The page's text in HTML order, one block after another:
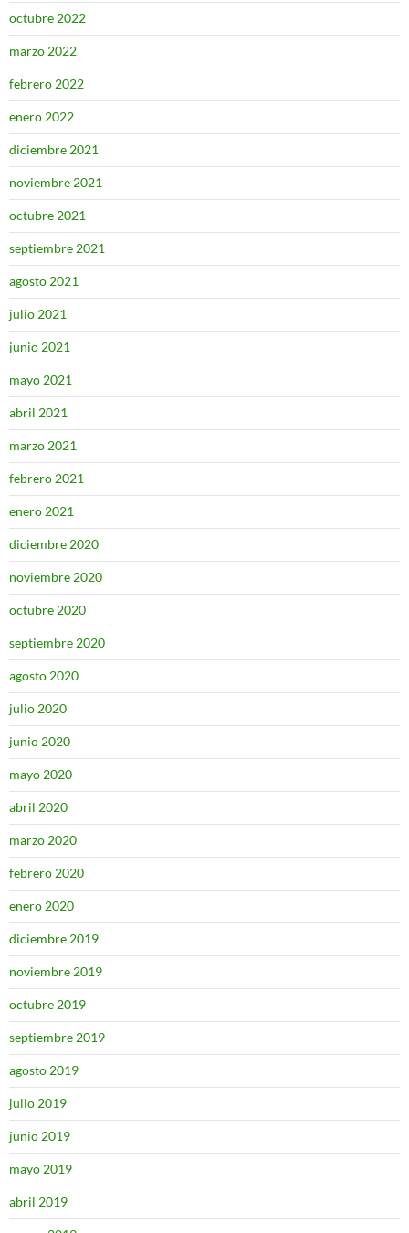
octubre 2022
marzo 2022
febrero 2022
enero 2022
diciembre 2021
noviembre 2021
octubre 2021
septiembre 2021
agosto 2021
julio 2021
junio 2021
mayo 2021
abril 2021
marzo 2021
febrero 2021
enero 2021
diciembre 2020
noviembre 2020
octubre 2020
septiembre 2020
agosto 2020
julio 2020
junio 2020
mayo 2020
abril 2020
marzo 2020
febrero 2020
enero 2020
diciembre 2019
noviembre 2019
octubre 2019
septiembre 2019
agosto 2019
julio 2019
junio 2019
mayo 2019
abril 2019